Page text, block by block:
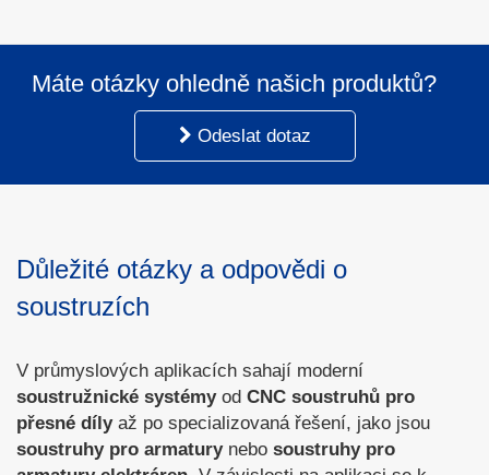
Máte otázky ohledně našich produktů?
Odeslat dotaz
Důležité otázky a odpovědi o
soustruzích
V průmyslových aplikacích sahají moderní
soustružnické systémy od CNC soustruhů pro
přesné dílyaž po specializovaná řešení, jako jsou
soustruhy pro armaturynebo soustruhy pro